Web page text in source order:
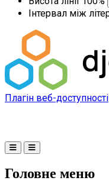
Інтервал між
Плагін веб-доступності
Головне меню